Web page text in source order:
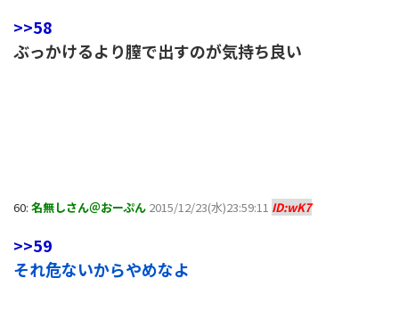
>>58
ぶっかけるより膣で出すのが気持ち良い
60: 名無しさん＠おーぷん 2015/12/23(水)23:59:11 ID:wK7
>>59
それ危ないからやめなよ